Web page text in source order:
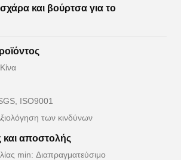
και βούρτσα για το
ISO9001
των κινδύνων
αποστολής
min: Διαπραγματεύσιμο